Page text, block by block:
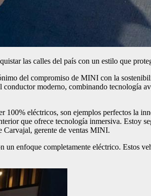
las calles del país con un estilo que
del compromiso de MINI con la
conductor moderno, combinando tecnología
100% eléctricos, son ejemplos perfectos la
que ofrece tecnología inmersiva. Estoy
Carvajal, gerente de ventas MINI.
enfoque completamente eléctrico. Estos